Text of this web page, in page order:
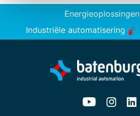
Energieoplossingen
Industriële automatisering